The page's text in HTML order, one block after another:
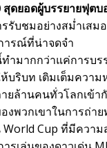
สุดยอดผู้บรรยายฟุต
รับชมอย่างสม่ำเสม
ารณ์ที่น่าจดจำ
ทำมากกว่าแค่การบ
บริบท เติมเต็มความ
ยล้านคนทั่วโลกเข้า
งพวกเขาในการถ่า
Cup ที่มีควา